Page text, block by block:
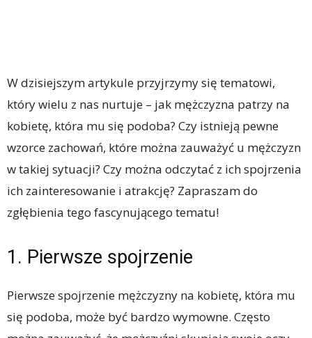
W dzisiejszym artykule przyjrzymy się tematowi,
który wielu z nas nurtuje – jak mężczyzna patrzy na
kobietę, która mu się podoba? Czy istnieją pewne
wzorce zachowań, które można zauważyć u mężczyzn
w takiej sytuacji? Czy można odczytać z ich spojrzenia
ich zainteresowanie i atrakcję? Zapraszam do
zgłębienia tego fascynującego tematu!
1. Pierwsze spojrzenie
Pierwsze spojrzenie mężczyzny na kobietę, która mu
się podoba, może być bardzo wymowne. Często